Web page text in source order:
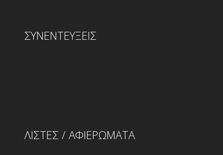
ΣΥΝΕΝΤΕΥΞΕΙΣ
ΛΙΣΤΕΣ / ΑΦΙΕΡΩΜΑΤΑ